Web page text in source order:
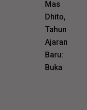
Mas
Dhito,
Tahun
Ajaran
Baru:
Buka